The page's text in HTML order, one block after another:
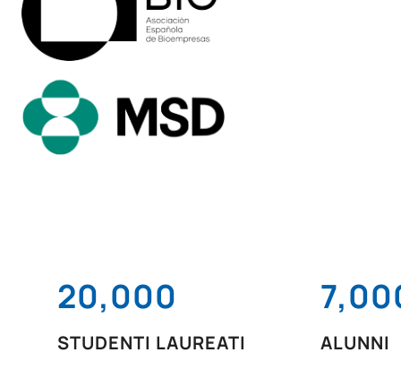
20,000
STUDENTI LAUREATI ALUNNI